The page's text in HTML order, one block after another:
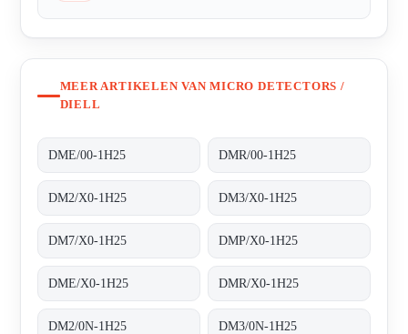
MEER ARTIKELEN VAN MICRO DETECTORS /
DIELL
DME/00-1H25 DMR/00-1H25
DM2/X0-1H25 DM3/X0-1H25
DM7/X0-1H25 DMP/X0-1H25
DME/X0-1H25 DMR/X0-1H25
DM2/0N-1H25 DM3/0N-1H25